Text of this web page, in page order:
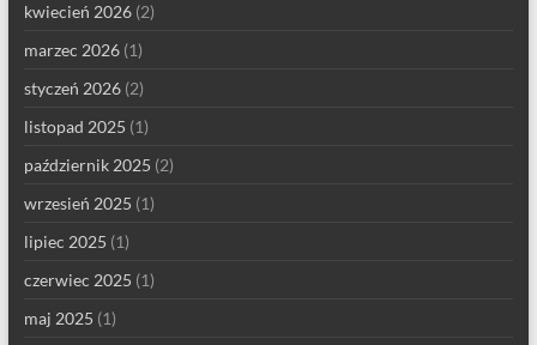
kwiecień 2026(2)
marzec 2026(1)
styczeń 2026(2)
listopad 2025 (1)
październik 2025 (2)
wrzesień 2025 (1)
lipiec 2025 (1)
czerwiec 2025 (1)
maj 2025 (1)